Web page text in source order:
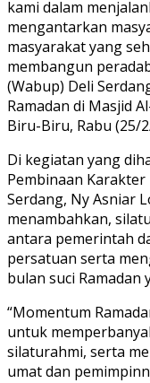
kami dalam
mengantarkan
masyarakat yang
membangun
(Wabup) Deli
Ramadan di Masjid
Biru-Biru, Rabu (25/
Di kegiatan yang
Pembinaan Karakter
Serdang, Ny Asniar
menambahkan,
antara pemerintah
persatuan serta
bulan suci Ramadan
“Momentum
untuk
silaturahmi, serta
umat dan